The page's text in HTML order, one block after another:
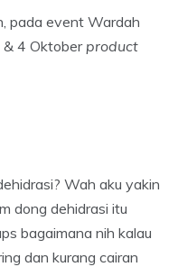
pada event Wardah
& 4 Oktober product
Wah aku yakin
dong dehidrasi itu
bagaimana nih kalau
dan kurang cairan